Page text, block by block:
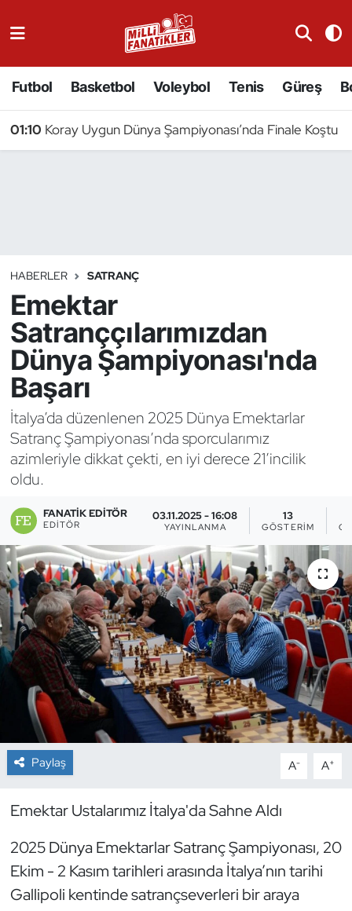
Futbol Basketbol Voleybol Tenis Güreş
01:10 Koray Uygun Dünya Şampiyonası’nda Finale Koştu
HABERLER SATRANÇ
Emektar
Satranççılarımızdan
Dünya Şampiyonası'nda
Başarı
İtalya’da düzenlenen 2025 Dünya Emektarlar
Satranç Şampiyonası’nda sporcularımız
azimleriyle dikkat çekti, en iyi derece 21’incilik
oldu.
FANATIK EDITÖR
EDITÖR
03.11.2025 - 16:08
YAYINLANMA
13
GÖSTERIM
Paylaş A- A+
Emektar Ustalarımız İtalya'da Sahne Aldı
2025 Dünya Emektarlar Satranç Şampiyonası, 20
Ekim - 2 Kasım tarihleri arasında İtalya’nın tarihi
Gallipoli kentinde satrançseverleri bir araya
Badminton
Binicilik
Bisiklet
Bocce Bowling Dart
Boks
Briç
Çim Hokeyi
Cimnastik
Curling
Dağcılık
Dans Sporları
Dövüş Sanatı
E-Spor
Eskrim
Futbol